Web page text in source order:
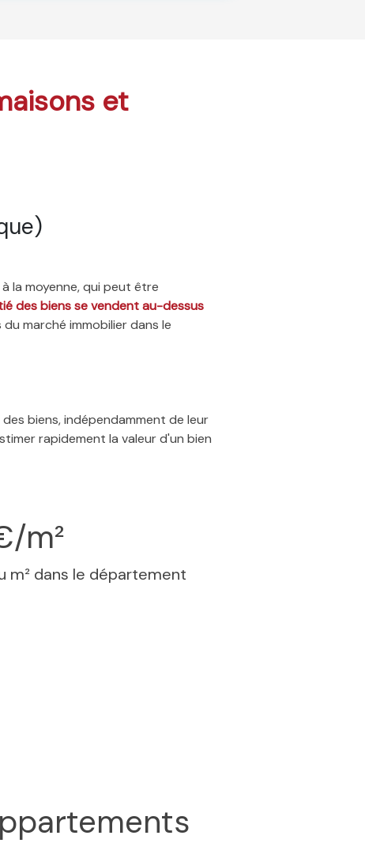
et
la moyenne, qui peut être
des biens se vendent au-dessus
marché immobilier dans le
biens, indépendamment de leur
rapidement la valeur d'un bien
m²
m² dans le département